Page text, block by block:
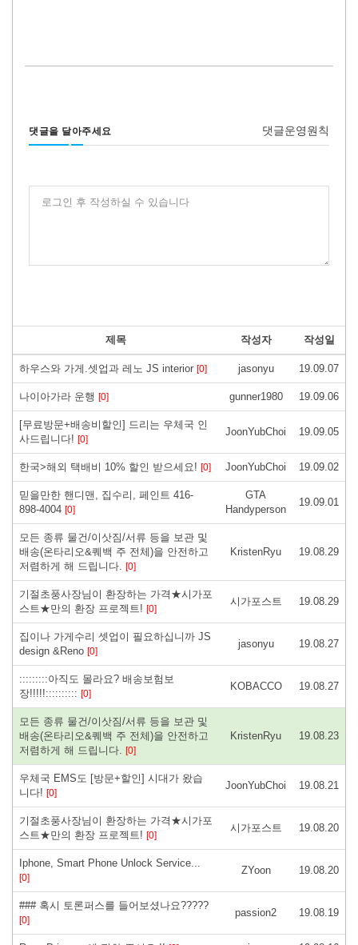
댓글을 달아주세요 댓글운영원칙
로그인 후 작성하실 수 있습니다
제목 작성자 작성일
하우스와 가게.셋업과 레노 JS interior [0] jasonyu 19.09.07
나이아가라 운행 [0] gunner1980 19.09.06
[무료방문+배송비할인] 드리는 우체국 인
사드립니다! [0]
JoonYubChoi 19.09.05
한국>해외 택배비 10% 할인 받으세요! [0] JoonYubChoi 19.09.02
믿을만한 핸디맨, 집수리, 페인트 416-
898-4004 [0]
GTA
Handyperson
19.09.01
모든 종류 물건/이삿짐/서류 등을 보관 및
배송(온타리오&퀘백 주 전체)을 안전하고
저렴하게 해 드립니다. [0]
KristenRyu 19.08.29
기절초풍사장님이 환장하는 가격★시가포
스트★만의 환장 프로젝트! [0]
시가포스트 19.08.29
집이나 가게수리 셋업이 필요하십니까 JS
design &Reno [0]
jasonyu 19.08.27
:::::::::아직도 몰라요? 배송보험보
장!!!!!:::::::::: [0]
KOBACCO 19.08.27
모든 종류 물건/이삿짐/서류 등을 보관 및
배송(온타리오&퀘백 주 전체)을 안전하고
저렴하게 해 드립니다. [0]
KristenRyu 19.08.23
우체국 EMS도 [방문+할인] 시대가 왔습
니다! [0]
JoonYubChoi 19.08.21
기절초풍사장님이 환장하는 가격★시가포
스트★만의 환장 프로젝트! [0]
시가포스트 19.08.20
Iphone, Smart Phone Unlock Service...
[0]
ZYoon 19.08.20
### 혹시 토론퍼스를 들어보셨나요?????
[0]
passion2 19.08.19